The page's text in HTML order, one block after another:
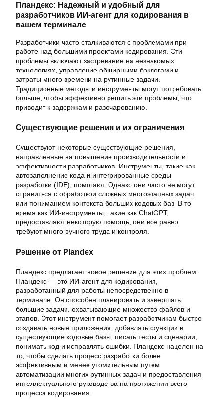
Пландекс: Надежный и удобный для
разработчиков ИИ-агент для кодирования в
вашем терминале
Разработчики часто сталкиваются с проблемами при
работе над большими проектами кодирования. Эти
проблемы включают застревание на незнакомых
технологиях, управление обширными бэклогами и
затраты много времени на рутинные задачи.
Традиционные методы и инструменты могут потребовать
больше, чтобы эффективно решить эти проблемы, что
приводит к задержкам и разочарованию.
Существующие решения и их ограничения
Существуют некоторые существующие решения,
направленные на повышение производительности и
эффективности разработчиков. Инструменты, такие как
автозаполнение кода и интегрированные среды
разработки (IDE), помогают. Однако они часто не могут
справиться с обработкой сложных многоэтапных задач
или пониманием контекста больших кодовых баз. В то
время как ИИ-инструменты, такие как ChatGPT,
предоставляют некоторую помощь, они все равно
требуют много ручного труда и контроля.
Решение от Plandex
Пландекс предлагает новое решение для этих проблем.
Пландекс — это ИИ-агент для кодирования,
разработанный для работы непосредственно в
терминале. Он способен планировать и завершать
большие задачи, охватывающие множество файлов и
этапов. Этот инструмент помогает разработчикам быстро
создавать новые приложения, добавлять функции в
существующие кодовые базы, писать тесты и сценарии,
понимать код и исправлять ошибки. Пландекс нацелен на
то, чтобы сделать процесс разработки более
эффективным и менее утомительным путем
автоматизации многих рутинных задач и предоставления
интеллектуального руководства на протяжении всего
процесса кодирования.